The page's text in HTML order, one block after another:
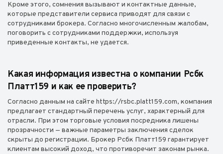
Кроме этого, сомнения вызывают и контактные данные,
которые представители сервиса приводят для связи с
сотрудниками брокера. Согласно многочисленным жалобам,
поговорить с сотрудниками поддержки, используя
приведенные контакты, не удается.
Какая информация известна о компании Рсбк
Платт159 и как ее проверить?
Согласно данным на сайте https://rsbc.platt159.com, компания
предлагает стандартный перечень услуг, характерный для
отрасли. При этом торговые условия посредника лишены
прозрачности — важные параметры заключения сделок
скрыты до регистрации. Брокер Рсбк Платт159 гарантирует
клиентам высокий доход, что противоречит законам рынка.